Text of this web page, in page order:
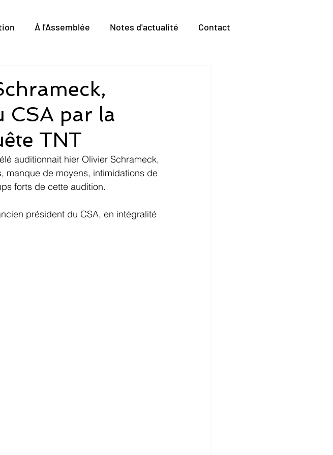
À l'Assemblée Notes d'actualité Contact
CSA par la
TNT
auditionnait hier Olivier Schrameck,
manque de moyens, intimidations de
forts de cette audition.
président du CSA, en intégralité